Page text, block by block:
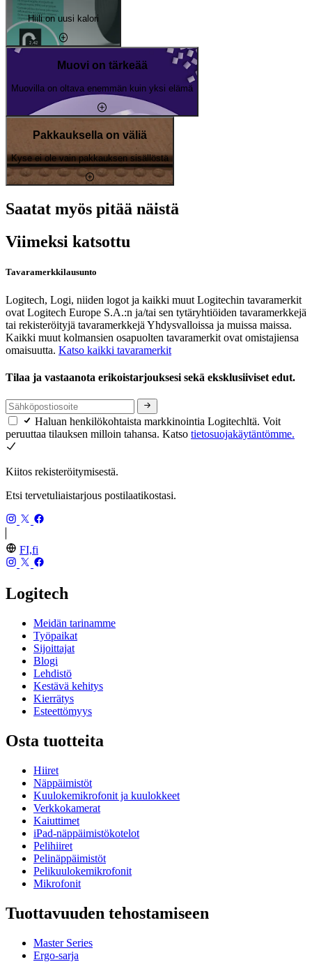
Hiili on uusi kalori
Muovi on tärkeää
Muovilla on oltava enemmän kuin yksi elämä
Pakkauksella on väliä
Kyse ei ole vain pakkauksen sisällöstä
Saatat myös pitää näistä
Viimeksi katsottu
Tavaramerkkilausunto
Logitech, Logi, niiden logot ja kaikki muut Logitechin tavaramerkit
ovat Logitech Europe S.A.:n ja/tai sen tytäryhtiöiden tavaramerkkejä
tai rekisteröityjä tavaramerkkejä Yhdysvalloissa ja muissa maissa.
Kaikki muut kolmansien osapuolten tavaramerkit ovat omistajiensa
omaisuutta. Katso kaikki tavaramerkit
Tilaa ja vastaanota erikoistarjouksesi sekä eksklusiiviset edut.
Haluan henkilökohtaista markkinointia Logitechltä. Voit
peruuttaa tilauksen milloin tahansa. Katso tietosuojakäytäntömme.
Kiitos rekisteröitymisestä.
Etsi tervetuliaistarjous postilaatikostasi.
FI,fi
Logitech
Meidän tarinamme
Työpaikat
Sijoittajat
Blogi
Lehdistö
Kestävä kehitys
Kierrätys
Esteettömyys
Osta tuotteita
Hiiret
Näppäimistöt
Kuulokemikrofonit ja kuulokkeet
Verkkokamerat
Kaiuttimet
iPad-näppäimistökotelot
Pelihiiret
Pelinäppäimistöt
Pelikuulokemikrofonit
Mikrofonit
Tuottavuuden tehostamiseen
Master Series
Ergo-sarja